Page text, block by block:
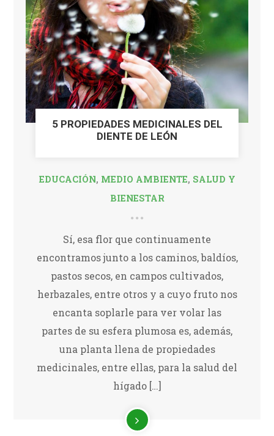
5 PROPIEDADES MEDICINALES DEL
DIENTE DE LEÓN
EDUCACIÓN, MEDIO AMBIENTE, SALUD Y
BIENESTAR
Sí, esa flor que continuamente
encontramos junto a los caminos, baldíos,
pastos secos, en campos cultivados,
herbazales, entre otros y a cuyo fruto nos
encanta soplarle para ver volar las
partes de su esfera plumosa es, además,
una planta llena de propiedades
medicinales, entre ellas, para la salud del
hígado […]